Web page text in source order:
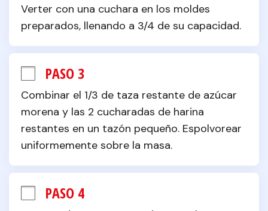
Verter con una cuchara en los moldes
preparados, llenando a 3/4 de su capacidad.
PASO 3
Combinar el 1/3 de taza restante de azúcar
morena y las 2 cucharadas de harina
restantes en un tazón pequeño. Espolvorear
uniformemente sobre la masa.
PASO 4